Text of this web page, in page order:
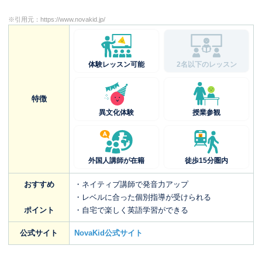
※引用元： https://www.novakid.jp/
特徴
体験レッスン可能 2名以下のレッスン
異文化体験 授業参観
外国人講師が在籍 徒歩15分圏内
おすすめ
ポイント
・ネイティブ講師で発音力アップ
・レベルに合った個別指導が受けられる
・自宅で楽しく英語学習ができる
公式サイト NovaKid公式サイト